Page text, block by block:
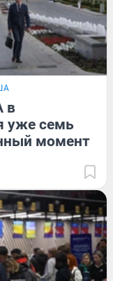
в
уже семь
момент